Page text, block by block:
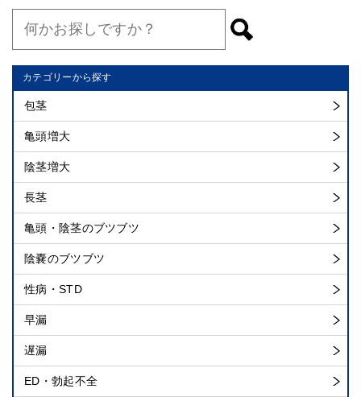
カテゴリーから探す
包茎
亀頭増大
陰茎増大
長茎
亀頭・陰茎のブツブツ
陰嚢のブツブツ
性病・STD
早漏
遅漏
ED・勃起不全